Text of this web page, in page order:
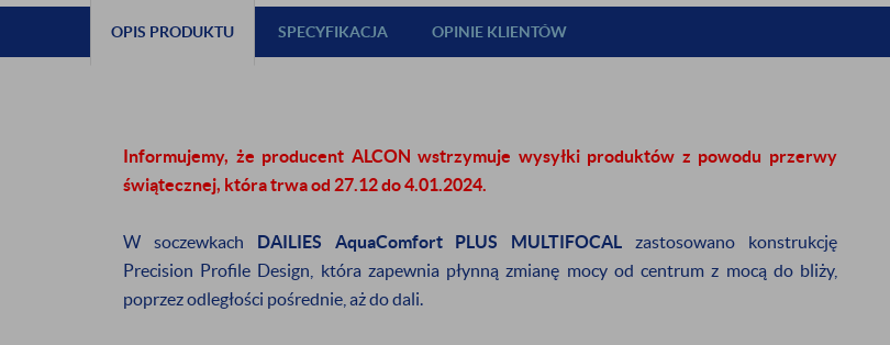
OPIS PRODUKTU SPECYFIKACJA OPINIE KLIENTÓW
Informujemy, że producent ALCON wstrzymuje wysyłki produktów z powodu przerwy
świątecznej, która trwa od 27.12 do 4.01.2024.
W soczewkach DAILIES AquaComfort PLUS MULTIFOCAL zastosowano konstrukcję
Precision Profile Design, która zapewnia płynną zmianę mocy od centrum z mocą do bliży,
poprzez odległości pośrednie, aż do dali.